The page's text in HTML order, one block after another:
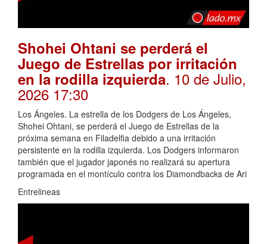
Shohei Ohtani se perderá el
Juego de Estrellas por irritación
en la rodilla izquierda. 10 de Julio,
2026 17:30
Los Ángeles. La estrella de los Dodgers de Los Ángeles,
Shohei Ohtani, se perderá el Juego de Estrellas de la
próxima semana en Filadelfia debido a una irritación
persistente en la rodilla izquierda. Los Dodgers informaron
también que el jugador japonés no realizará su apertura
programada en el montículo contra los Diamondbacks de Ari
Entrelineas